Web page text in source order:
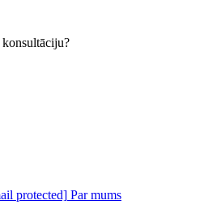
protected] Par mums